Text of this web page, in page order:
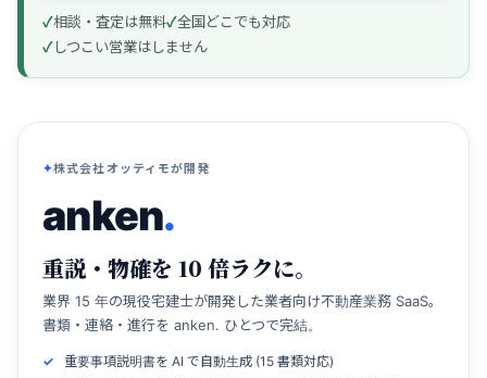
相談・査定は無料 全国どこでも対応
しつこい営業はしません
株式会社オッティモが開発
anken.
重説・物確を 10 倍ラクに。
業界 15 年の現役宅建士が開発した業者向け不動産業務 SaaS。
書類・連絡・進行を anken. ひとつで完結。
重要事項説明書を AI で自動生成 (15 書類対応)